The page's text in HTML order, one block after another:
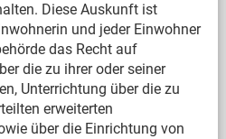
Diese Auskunft ist
und jeder Einwohner
das Recht auf
die zu ihrer oder seiner
Unterrichtung über die zu
erweiterten
über die Einrichtung von